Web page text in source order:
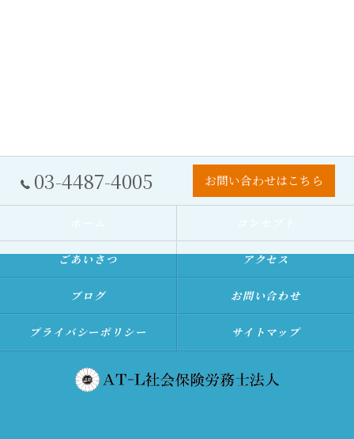
03-4487-4005 お問い合わせはこちら
ごあいさつ アクセス
ブログ お問い合わせ
プライバシーポリシー サイトマップ